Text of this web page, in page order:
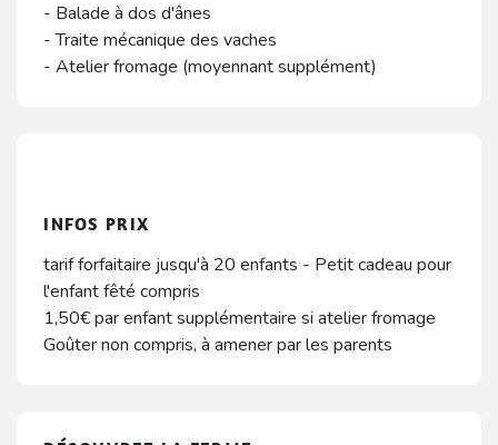
- Balade à dos d'ânes
- Traite mécanique des vaches
- Atelier fromage (moyennant supplément)
INFOS PRIX
tarif forfaitaire jusqu'à 20 enfants - Petit cadeau pour
l'enfant fêté compris
1,50€ par enfant supplémentaire si atelier fromage
Goûter non compris, à amener par les parents